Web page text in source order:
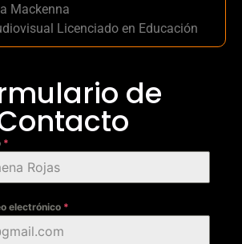
Mackenna
Licenciado en Educación
de
*
electrónico *